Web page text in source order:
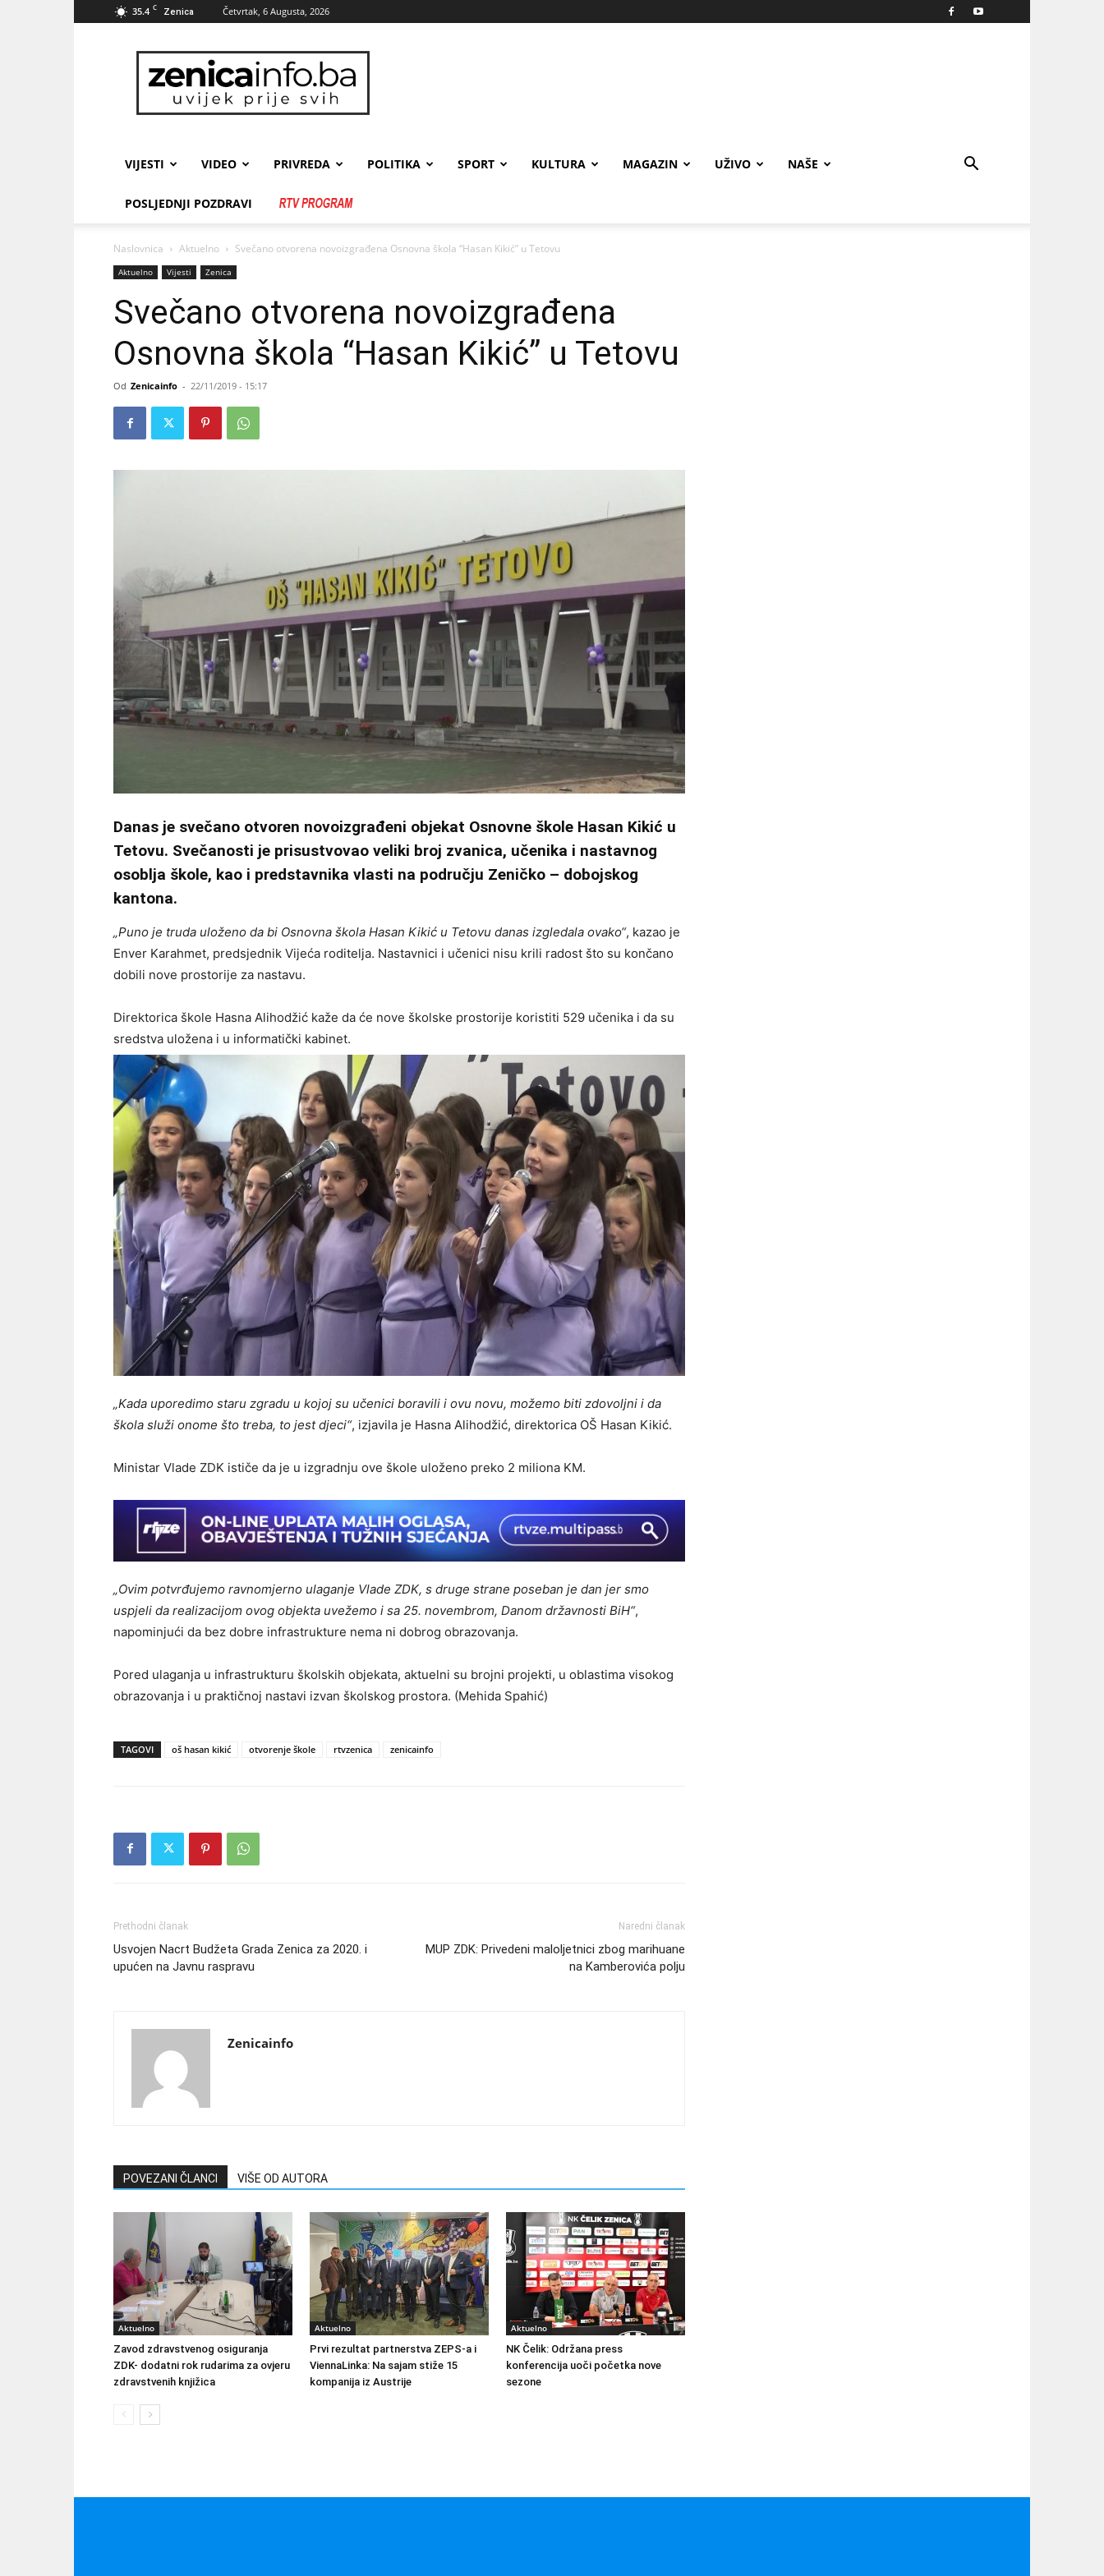
35.4 C Zenica Četvrtak, 6 Augusta, 2026
zenicainfo.ba
VIJESTI VIDEO PRIVREDA POLITIKA SPORT KULTURA MAGAZIN UŽIVO NAŠE
POSLJEDNJI POZDRAVI
Naslovnica Aktuelno Svečano otvorena novoizgrađena Osnovna škola “Hasan Kikić” u Tetovu
Aktuelno Vijesti Zenica
Svečano otvorena novoizgrađena
Osnovna škola “Hasan Kikić” u Tetovu
Od Zenicainfo - 22/11/2019 - 15:17
Danas je svečano otvoren novoizgrađeni objekat Osnovne škole Hasan Kikić u
Tetovu. Svečanosti je prisustvovao veliki broj zvanica, učenika i nastavnog
osoblja škole, kao i predstavnika vlasti na području Zeničko – dobojskog
kantona.
„Puno je truda uloženo da bi Osnovna škola Hasan Kikić u Tetovu danas izgledala ovako“, kazao je
Enver Karahmet, predsjednik Vijeća roditelja. Nastavnici i učenici nisu krili radost što su končano
dobili nove prostorije za nastavu.
Direktorica škole Hasna Alihodžić kaže da će nove školske prostorije koristiti 529 učenika i da su
sredstva uložena i u informatički kabinet.
„Kada uporedimo staru zgradu u kojoj su učenici boravili i ovu novu, možemo biti zdovoljni i da
škola služi onome što treba, to jest djeci“, izjavila je Hasna Alihodžić, direktorica OŠ Hasan Kikić.
Ministar Vlade ZDK ističe da je u izgradnju ove škole uloženo preko 2 miliona KM.
„Ovim potvrđujemo ravnomjerno ulaganje Vlade ZDK, s druge strane poseban je dan jer smo
uspjeli da realizacijom ovog objekta uvežemo i sa 25. novembrom, Danom državnosti BiH“,
napominjući da bez dobre infrastrukture nema ni dobrog obrazovanja.
Pored ulaganja u infrastrukturu školskih objekata, aktuelni su brojni projekti, u oblastima visokog
obrazovanja i u praktičnoj nastavi izvan školskog prostora. (Mehida Spahić)
TAGOVI oš hasan kikić otvorenje škole rtvzenica zenicainfo
Prethodni članak
Usvojen Nacrt Budžeta Grada Zenica za 2020. i
upućen na Javnu raspravu
Naredni članak
MUP ZDK: Privedeni maloljetnici zbog marihuane
na Kamberovića polju
Zenicainfo
POVEZANI ČLANCI VIŠE OD AUTORA
Aktuelno
Zavod zdravstvenog osiguranja
ZDK- dodatni rok rudarima za ovjeru
zdravstvenih knjižica
Aktuelno
Prvi rezultat partnerstva ZEPS-a i
ViennaLinka: Na sajam stiže 15
kompanija iz Austrije
Aktuelno
NK Čelik: Održana press
konferencija uoči početka nove
sezone